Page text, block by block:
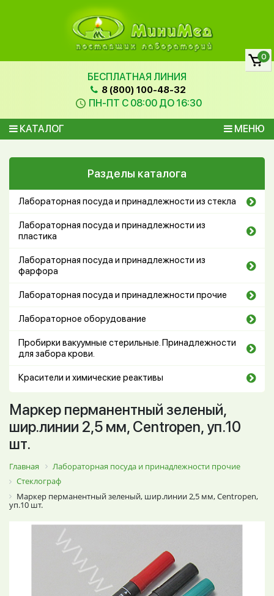
БЕСПЛАТНАЯ ЛИНИЯ
8 (800) 100-48-32
ПН-ПТ С 08:00 ДО 16:30
КАТАЛОГ МЕНЮ
0
Разделы каталога
Лабораторная посуда и принадлежности из стекла
Лабораторная посуда и принадлежности из
пластика
Лабораторная посуда и принадлежности из
фарфора
Лабораторная посуда и принадлежности прочие
Лабораторное оборудование
Пробирки вакуумные стерильные. Принадлежности
для забора крови.
Красители и химические реактивы
Маркер перманентный зеленый,
шир.линии 2,5 мм, Centropen, уп.10
шт.
Главная
Лабораторная посуда и принадлежности прочие
Стеклограф
Маркер перманентный зеленый, шир.линии 2,5 мм, Centropen,
уп.10 шт.